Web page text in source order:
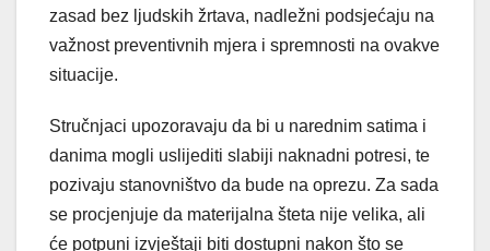
zasad bez ljudskih žrtava, nadležni podsjećaju na
važnost preventivnih mjera i spremnosti na ovakve
situacije.
Stručnjaci upozoravaju da bi u narednim satima i
danima mogli uslijediti slabiji naknadni potresi, te
pozivaju stanovništvo da bude na oprezu. Za sada
se procjenjuje da materijalna šteta nije velika, ali
će potpuni izvještaji biti dostupni nakon što se